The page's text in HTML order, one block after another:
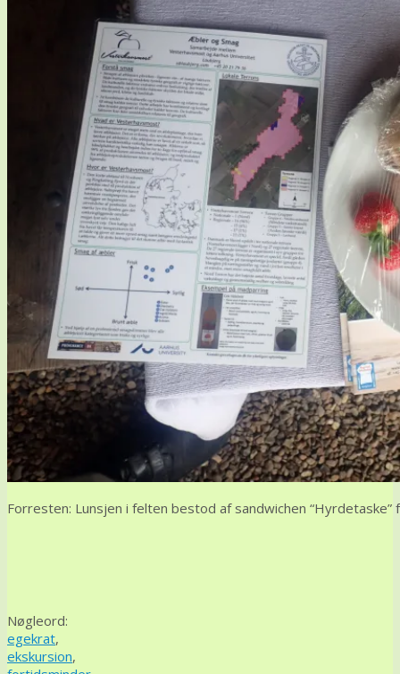
Forresten: Lunsjen i felten bestod af sandwichen
Nøgleord:
egekrat,
ekskursion,